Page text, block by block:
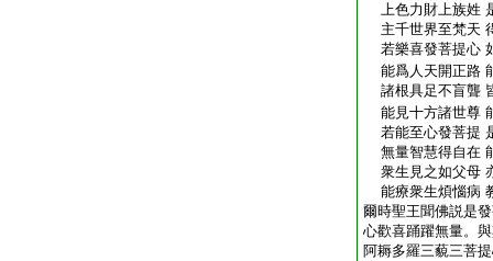
上色力財上族姓
主千世界至梵天
若樂喜發菩提心
能爲人天開正路
諸根具足不盲聾
能見十方諸世尊
若能至心發菩提
無量智慧得自在
衆生見之如父母
能療衆生煩惱病
爾時聖王聞佛説是
心歡喜踊躍無量。
阿耨多羅三藐三菩